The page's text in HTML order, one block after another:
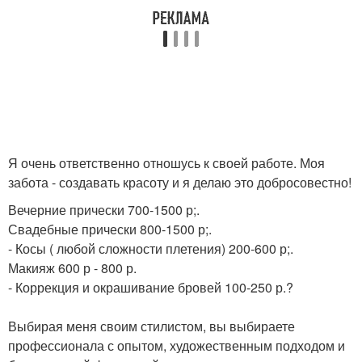
Я очень ответственно отношусь к своей работе. Моя
забота - создавать красоту и я делаю это добросовестно!
Вечерние прически 700-1500 р;.
Свадебные прически 800-1500 р;.
- Косы ( любой сложности плетения) 200-600 р;.
Макияж 600 р - 800 р.
- Коррекция и окрашивание бровей 100-250 р.?
Выбирая меня своим стилистом, вы выбираете
профессионала с опытом, художественным подходом и